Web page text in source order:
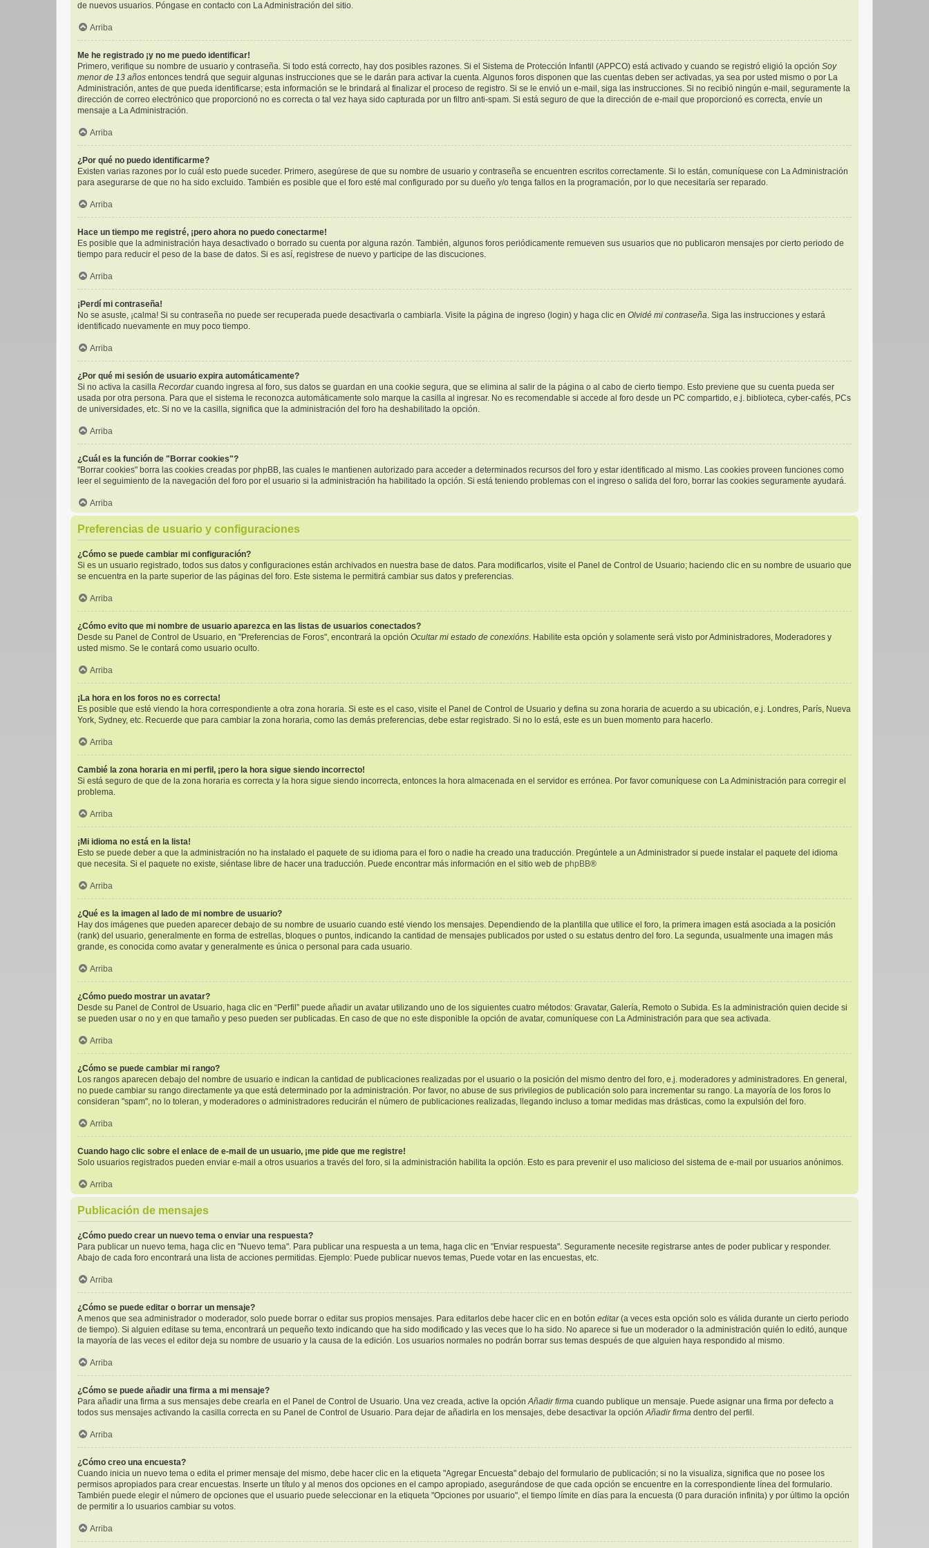
de nuevos usuarios. Póngase en contacto con La Administración del sitio.
Arriba
Me he registrado ¡y no me puedo identificar!
Primero, verifique su nombre de usuario y contraseña. Si todo está correcto, hay dos posibles razones. Si el Sistema de Protección Infantil (APPCO) está activado y cuando se registró eligió la opción Soy
menor de 13 años entonces tendrá que seguir algunas instrucciones que se le darán para activar la cuenta. Algunos foros disponen que las cuentas deben ser activadas, ya sea por usted mismo o por La
Administración, antes de que pueda identificarse; esta información se le brindará al finalizar el proceso de registro. Si se le envió un e-mail, siga las instrucciones. Si no recibió ningún e-mail, seguramente la
dirección de correo electrónico que proporcionó no es correcta o tal vez haya sido capturada por un filtro anti-spam. Si está seguro de que la dirección de e-mail que proporcionó es correcta, envíe un
mensaje a La Administración.
Arriba
¿Por qué no puedo identificarme?
Existen varias razones por lo cuál esto puede suceder. Primero, asegúrese de que su nombre de usuario y contraseña se encuentren escritos correctamente. Si lo están, comuníquese con La Administración
para asegurarse de que no ha sido excluido. También es posible que el foro esté mal configurado por su dueño y/o tenga fallos en la programación, por lo que necesitaría ser reparado.
Arriba
Hace un tiempo me registré, ¡pero ahora no puedo conectarme!
Es posible que la administración haya desactivado o borrado su cuenta por alguna razón. También, algunos foros periódicamente remueven sus usuarios que no publicaron mensajes por cierto periodo de
tiempo para reducir el peso de la base de datos. Si es así, registrese de nuevo y participe de las discuciones.
Arriba
¡Perdí mi contraseña!
No se asuste, ¡calma! Si su contraseña no puede ser recuperada puede desactivarla o cambiarla. Visite la página de ingreso (login) y haga clic en Olvidé mi contraseña. Siga las instrucciones y estará
identificado nuevamente en muy poco tiempo.
Arriba
¿Por qué mi sesión de usuario expira automáticamente?
Si no activa la casilla Recordarcuando ingresa al foro, sus datos se guardan en una cookie segura, que se elimina al salir de la página o al cabo de cierto tiempo. Esto previene que su cuenta pueda ser
usada por otra persona. Para que el sistema le reconozca automáticamente solo marque la casilla al ingresar. No es recomendable si accede al foro desde un PC compartido, e.j. biblioteca, cyber-cafés, PCs
de universidades, etc. Si no ve la casilla, significa que la administración del foro ha deshabilitado la opción.
Arriba
¿Cuál es la función de "Borrar cookies"?
"Borrar cookies" borra las cookies creadas por phpBB, las cuales le mantienen autorizado para acceder a determinados recursos del foro y estar identificado al mismo. Las cookies proveen funciones como
leer el seguimiento de la navegación del foro por el usuario si la administración ha habilitado la opción. Si está teniendo problemas con el ingreso o salida del foro, borrar las cookies seguramente ayudará.
Arriba
Preferencias de usuario y configuraciones
¿Cómo se puede cambiar mi configuración?
Si es un usuario registrado, todos sus datos y configuraciones están archivados en nuestra base de datos. Para modificarlos, visite el Panel de Control de Usuario; haciendo clic en su nombre de usuario que
se encuentra en la parte superior de las páginas del foro. Este sistema le permitirá cambiar sus datos y preferencias.
Arriba
¿Cómo evito que mi nombre de usuario aparezca en las listas de usuarios conectados?
Desde su Panel de Control de Usuario, en "Preferencias de Foros", encontrará la opción Ocultar mi estado de conexións. Habilite esta opción y solamente será visto por Administradores, Moderadores y
usted mismo. Se le contará como usuario oculto.
Arriba
¡La hora en los foros no es correcta!
Es posible que esté viendo la hora correspondiente a otra zona horaria. Si este es el caso, visite el Panel de Control de Usuario y defina su zona horaria de acuerdo a su ubicación, e.j. Londres, París, Nueva
York, Sydney, etc. Recuerde que para cambiar la zona horaria, como las demás preferencias, debe estar registrado. Si no lo está, este es un buen momento para hacerlo.
Arriba
Cambié la zona horaria en mi perfil, ¡pero la hora sigue siendo incorrecto!
Si está seguro de que de la zona horaria es correcta y la hora sigue siendo incorrecta, entonces la hora almacenada en el servidor es errónea. Por favor comuníquese con La Administración para corregir el
problema.
Arriba
¡Mi idioma no está en la lista!
Esto se puede deber a que la administración no ha instalado el paquete de su idioma para el foro o nadie ha creado una traducción. Pregúntele a un Administrador si puede instalar el paquete del idioma
que necesita. Si el paquete no existe, siéntase libre de hacer una traducción. Puede encontrar más información en el sitio web de phpBB®
Arriba
¿Qué es la imagen al lado de mi nombre de usuario?
Hay dos imágenes que pueden aparecer debajo de su nombre de usuario cuando esté viendo los mensajes. Dependiendo de la plantilla que utilice el foro, la primera imagen está asociada a la posición
(rank) del usuario, generalmente en forma de estrellas, bloques o puntos, indicando la cantidad de mensajes publicados por usted o su estatus dentro del foro. La segunda, usualmente una imagen más
grande, es conocida como avatar y generalmente es única o personal para cada usuario.
Arriba
¿Cómo puedo mostrar un avatar?
Desde su Panel de Control de Usuario, haga clic en “Perfil” puede añadir un avatar utilizando uno de los siguientes cuatro métodos: Gravatar, Galería, Remoto o Subida. Es la administración quien decide si
se pueden usar o no y en que tamaño y peso pueden ser publicadas. En caso de que no este disponible la opción de avatar, comuníquese con La Administración para que sea activada.
Arriba
¿Cómo se puede cambiar mi rango?
Los rangos aparecen debajo del nombre de usuario e indican la cantidad de publicaciones realizadas por el usuario o la posición del mismo dentro del foro, e.j. moderadores y administradores. En general,
no puede cambiar su rango directamente ya que está determinado por la administración. Por favor, no abuse de sus privilegios de publicación solo para incrementar su rango. La mayoría de los foros lo
consideran "spam", no lo toleran, y moderadores o administradores reducirán el número de publicaciones realizadas, llegando incluso a tomar medidas mas drásticas, como la expulsión del foro.
Arriba
Cuando hago clic sobre el enlace de e-mail de un usuario, ¡me pide que me registre!
Solo usuarios registrados pueden enviar e-mail a otros usuarios a través del foro, si la administración habilita la opción. Esto es para prevenir el uso malicioso del sistema de e-mail por usuarios anónimos.
Arriba
Publicación de mensajes
¿Cómo puedo crear un nuevo tema o enviar una respuesta?
Para publicar un nuevo tema, haga clic en "Nuevo tema". Para publicar una respuesta a un tema, haga clic en "Enviar respuesta". Seguramente necesite registrarse antes de poder publicar y responder.
Abajo de cada foro encontrará una lista de acciones permitidas. Ejemplo: Puede publicar nuevos temas, Puede votar en las encuestas, etc.
Arriba
¿Cómo se puede editar o borrar un mensaje?
A menos que sea administrador o moderador, solo puede borrar o editar sus propios mensajes. Para editarlos debe hacer clic en en botón editar(a veces esta opción solo es válida durante un cierto periodo
de tiempo). Si alguien editase su tema, encontrará un pequeño texto indicando que ha sido modificado y las veces que lo ha sido. No aparece si fue un moderador o la administración quién lo editó, aunque
la mayoría de las veces el editor deja su nombre de usuario y la causa de la edición. Los usuarios normales no podrán borrar sus temas después de que alguien haya respondido al mismo.
Arriba
¿Cómo se puede añadir una firma a mi mensaje?
Para añadir una firma a sus mensajes debe crearla en el Panel de Control de Usuario. Una vez creada, active la opciónAñadir firma cuando publique un mensaje. Puede asignar una firma por defecto a
todos sus mensajes activando la casilla correcta en su Panel de Control de Usuario. Para dejar de añadirla en los mensajes, debe desactivar la opciónAñadir firma dentro del perfil.
Arriba
¿Cómo creo una encuesta?
Cuando inicia un nuevo tema o edita el primer mensaje del mismo, debe hacer clic en la etiqueta "Agregar Encuesta" debajo del formulario de publicación; si no la visualiza, significa que no posee los
permisos apropiados para crear encuestas. Inserte un título y al menos dos opciones en el campo apropiado, asegurándose de que cada opción se encuentre en la correspondiente línea del formulario.
También puede elegir el número de opciones que el usuario puede seleccionar en la etiqueta "Opciones por usuario", el tiempo límite en días para la encuesta (0 para duración infinita) y por último la opción
de permitir a lo usuarios cambiar su votos.
Arriba